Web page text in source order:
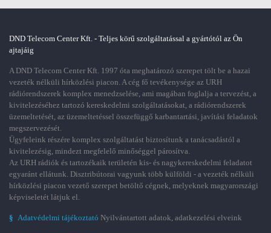
DND Telecom Center Kft. - Teljes körű szolgáltatással a gyártótól az Ön
ajtajáig
A DND Telecom Center Kft. 1997 óta meghatározó szerepet tölt be a hazai
vezeték nélküli hírközlési piacon. A cég fő tevékenysége az URH
rádiórendszerek komplex menedzselése, ami magában foglalja a tervezést, a
kivitelezéséhez tartozó kereskedelmi szolgáltatásokat, a rádiórendszerek
üzemeltetését, az üzemeltetéssel összefüggő karbantartási, javítási feladatok
megszervezését.
Ügyfeleink részére komplex szolgáltatást biztosítunk a tanácsadástól a
kivitelezésig, mindezt megfelelő minőséggel párosítva.
Az URH rádiók és tartozékaik területén kis- és nagykereskedelmi feladatot
egyaránt ellátunk. Disztribútorai vagyunk több külföldi - a vezeték nélküli
hírközlési piacon vezető szerepet betöltő cégnek, melyeknek magyarországi
képviseletét látjuk el.
§ Adatvédelmi tájékoztató Nyilvántartott adatok, adatkezelési elveink